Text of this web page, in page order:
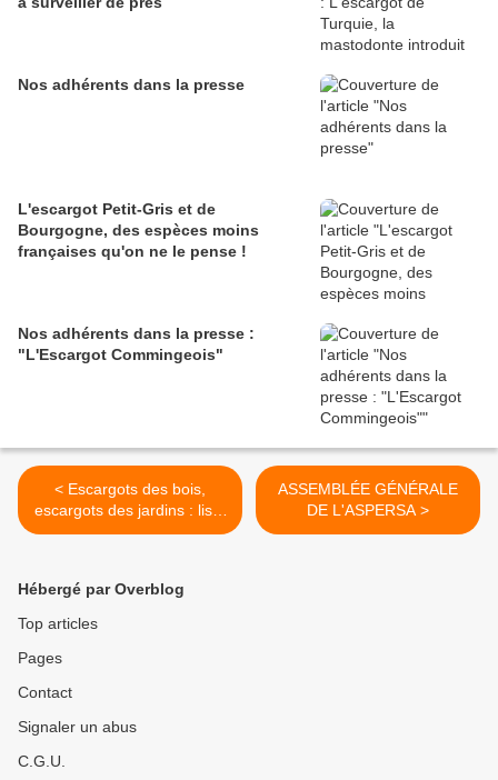
Nos adhérents dans la presse
L'escargot Petit-Gris et de
Bourgogne, des espèces moins
françaises qu'on ne le pense !
Nos adhérents dans la presse :
"L'Escargot Commingeois"
< Escargots des bois,
escargots des jardins : liste
des espèces !
ASSEMBLÉE GÉNÉRALE
DE L'ASPERSA >
Hébergé par Overblog
Top articles
Pages
Contact
Signaler un abus
C.G.U.